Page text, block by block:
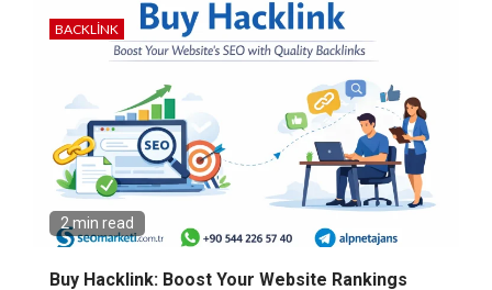
BACKLINK
2 min read
Buy Hacklink: Boost Your Website Rankings